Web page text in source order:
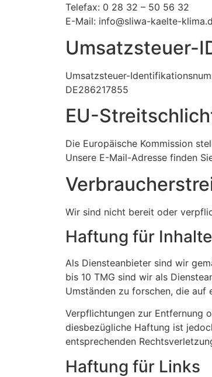
Telefax: 0 28 32 – 50 56 32
E-Mail: info@sliwa-kaelte-
Umsatzsteuer-
Umsatzsteuer-
DE286217855
EU-
Die Europäische Kommission
Unsere E-Mail-Adresse finden
Wir sind nicht bereit oder
Haftung für Inhalte
Als Diensteanbieter sind wir
bis 10 TMG sind wir als
Umständen zu forschen, die auf
Verpflichtungen zur Entfernung
diesbezügliche Haftung ist
entsprechenden
Haftung für Links